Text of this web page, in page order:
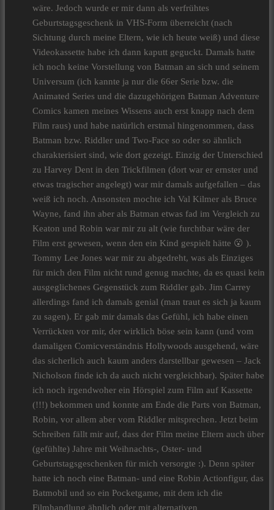
wäre. Jedoch wurde er mir dann als verfrühtes
Geburtstagsgeschenk in VHS-Form überreicht (nach
Sichtung durch meine Eltern, wie ich heute weiß) und diese
Videokassette habe ich dann kaputt geguckt. Damals hatte
ich noch keine Vorstellung von Batman an sich und seinem
Universum (ich kannte ja nur die 66er Serie bzw. die
Animated Series und die dazugehörigen Batman Adventure
Comics kamen meines Wissens auch erst knapp nach dem
Film raus) und habe natürlich erstmal hingenommen, dass
Batman bzw. Riddler und Two-Face so oder so ähnlich
charakterisiert sind, wie dort gezeigt. Einzig der Unterschied
zu Harvey Dent in den Trickfilmen (dort war er ernster und
etwas tragischer angelegt) war mir damals aufgefallen – das
weiß ich noch. Ansonsten mochte ich Val Kilmer als Bruce
Wayne, fand ihn aber als Batman etwas fad im Vergleich zu
Keaton und Robin war mir zu alt (wie furchtbar wäre der
Film erst gewesen, wenn den ein Kind gespielt hätte 😮 ).
Tommy Lee Jones war mir zu abgedreht, was als Einziges
für mich den Film nicht rund genug machte, da es quasi kein
ausgeglichenes Gegenstück zum Riddler gab. Jim Carrey
allerdings fand ich damals genial (man traut es sich ja kaum
zu sagen). Er gab mir damals das Gefühl, ich habe einen
Verrückten vor mir, der wirklich böse sein kann (und vom
damaligen Comicverständnis Hollywoods ausgehend, wäre
das sicherlich auch kaum anders darstellbar gewesen – Jack
Nicholson finde ich da auch nicht vergleichbar). Später habe
ich noch irgendwoher ein Hörspiel zum Film auf Kassette
(!!!) bekommen und konnte am Ende die Parts von Batman,
Robin, vor allem aber vom Riddler mitsprechen. Jetzt beim
Schreiben fällt mir auf, dass der Film meine Eltern auch über
(gefühlte) Jahre mit Weihnachts-, Oster- und
Geburtstagsgeschenken für mich versorgte :). Denn später
hatte ich noch eine Batman- und eine Robin Actionfigur, das
Batmobil und so ein Pocketgame, mit dem ich die
Filmhandlung ähnlich oder mit alternativen